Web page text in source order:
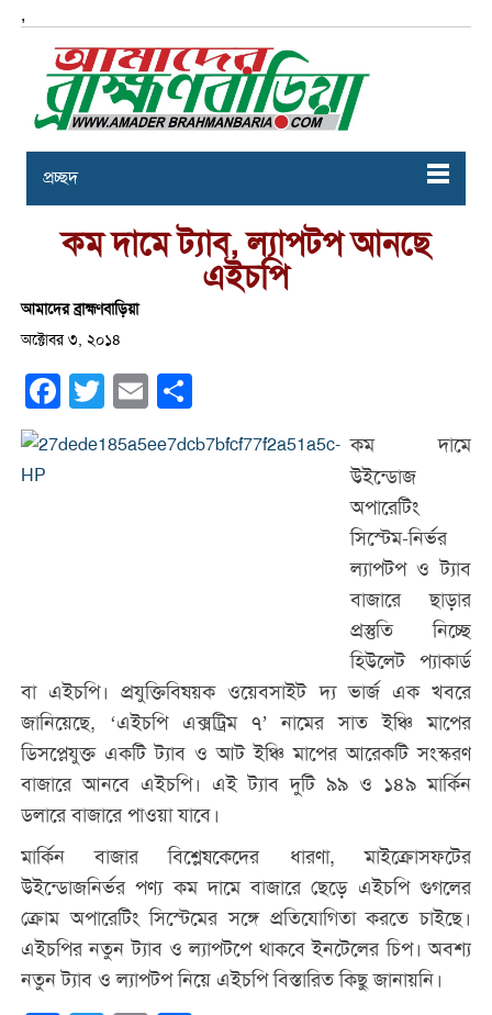
,
প্রচ্ছদ
কম দামে ট্যাব, ল্যাপটপ আনছে
এইচপি
আমাদের ব্রাহ্মণবাড়িয়া
অক্টোবর ৩, ২০১৪
Facebook
Twitter Email
কম দামে
উইন্ডোজ
অপারেটিং
সিস্টেম-নির্ভর
ল্যাপটপ ও ট্যাব
বাজারে ছাড়ার
প্রস্তুতি নিচ্ছে
হিউলেট প্যাকার্ড
বা এইচপি। প্রযুক্তিবিষয়ক ওয়েবসাইট দ্য ভার্জ এক খবরে
জানিয়েছে, ‘এইচপি এক্সট্রিম ৭’ নামের সাত ইঞ্চি মাপের
ডিসপ্লেযুক্ত একটি ট্যাব ও আট ইঞ্চি মাপের আরেকটি সংস্করণ
বাজারে আনবে এইচপি। এই ট্যাব দুটি ৯৯ ও ১৪৯ মার্কিন
ডলারে বাজারে পাওয়া যাবে।
মার্কিন বাজার বিশ্লেষকেদের ধারণা, মাইক্রোসফটের
উইন্ডোজনির্ভর পণ্য কম দামে বাজারে ছেড়ে এইচপি গুগলের
ক্রোম অপারেটিং সিস্টেমের সঙ্গে প্রতিযোগিতা করতে চাইছে।
এইচপির নতুন ট্যাব ও ল্যাপটপে থাকবে ইনটেলের চিপ। অবশ্য
নতুন ট্যাব ও ল্যাপটপ নিয়ে এইচপি বিস্তারিত কিছু জানায়নি।